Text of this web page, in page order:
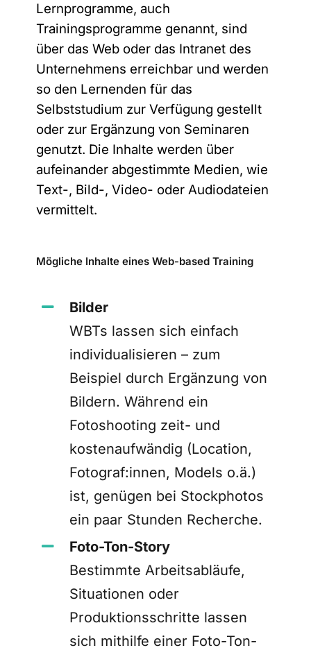
Lernprogramme, auch
Trainingsprogramme genannt, sind
über das Web oder das Intranet des
Unternehmens erreichbar und werden
so den Lernenden für das
Selbststudium zur Verfügung gestellt
oder zur Ergänzung von Seminaren
genutzt. Die Inhalte werden über
aufeinander abgestimmte Medien, wie
Text-, Bild-, Video- oder Audiodateien
vermittelt.
Mögliche Inhalte eines Web-based Training
Bilder
WBTs lassen sich einfach
individualisieren – zum
Beispiel durch Ergänzung von
Bildern. Während ein
Fotoshooting zeit- und
kostenaufwändig (Location,
Fotograf:innen, Models o.ä.)
ist, genügen bei Stockphotos
ein paar Stunden Recherche.
Foto-Ton-Story
Bestimmte Arbeitsabläufe,
Situationen oder
Produktionsschritte lassen
sich mithilfe einer Foto-Ton-